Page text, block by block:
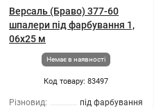
Версаль (Браво) 377-60
шпалери під фарбування 1,
06x25 м
Немає в наявності
Код товару: 83497
Різновид:
під фарбування